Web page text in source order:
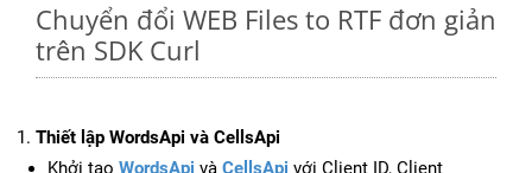
Chuyển đổi WEB Files to RTF đơn giản
trên SDK Curl
Thiết lập WordsApi và CellsApi
Khởi tạo WordsApi và CellsApi với Client ID, Client